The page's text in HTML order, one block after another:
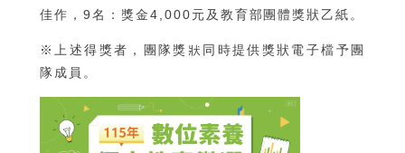
佳作，9名：獎金4,000元及教育部團體獎狀乙紙。
※上述得獎者，團隊獎狀同時提供獎狀電子檔予團
隊成員。